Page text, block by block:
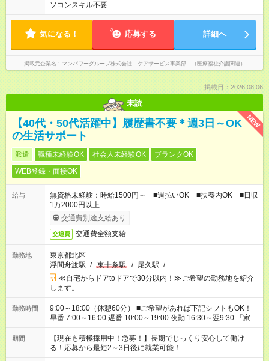
ソコンスキル不要
気になる！ 応募する 詳細へ
掲載元企業名 マンパワーグループ株式会社 ケアサービス事業部 （医療福祉介護関連）
掲載日：2026.08.06
未読
NEW
【40代・50代活躍中】履歴書不要＊週3日～OK
の生活サポート
派遣 職種未経験OK 社会人未経験OK
ブランクOK
WEB登録・面接OK
給与
無資格未経験：時給1500円～ ■週払いOK ■扶養内OK ■日収
1万2000円以上
交通費別途支給あり
交通費 交通費全額支給
勤務地
東京都北区
浮間舟渡駅 / 東十条駅 / 尾久駅 / …
≪自宅からドアtoドアで30分以内！≫ご希望の勤務地を紹介
します。
勤務時間
9:00～18:00（休憩60分） ■ご希望があれば下記シフトもOK！
早番 7:00～16:00 遅番 10:00～19:00 夜勤 16:30～翌9:30 「家族
と休みを合わせたい」 「余裕を持って夕飯の準備がしたい」
「できれば残業はしたくない」 など、ご希望を教えてください
ね。 ※Wワーク希望の方へ 今ご覧のお仕事で希望する勤務時間
と、もう1つのお仕事の勤務時間が 合計で週40時間を超える場
期間
【現在も積極採用中！急募！】長期でじっくり安心して働け
る！応募から最短2～3日後に就業可能！